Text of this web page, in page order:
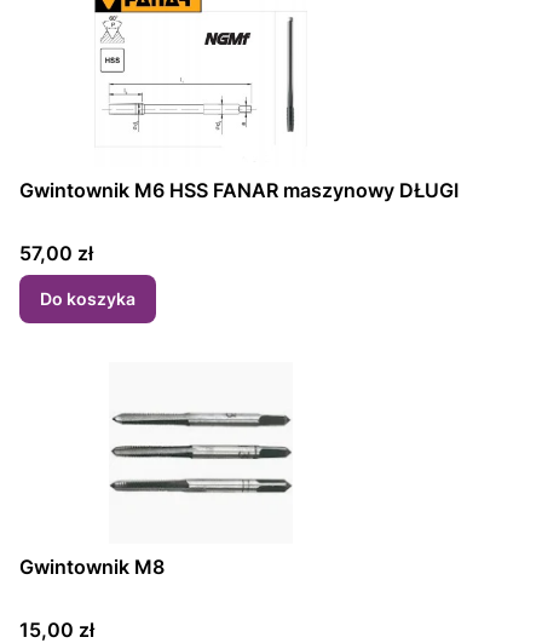
Gwintownik M6 HSS FANAR maszynowy DŁUGI
Cena
57,00 zł
Do koszyka
Gwintownik M8
Cena
15,00 zł